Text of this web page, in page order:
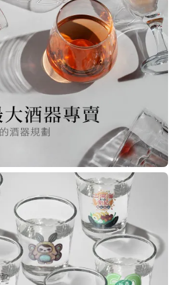
2025 10:10 am
就收到商品了，出貨速度相當
下單後很快就出貨了，商品包裝
，價錢也相當的不錯，值得推薦
2025 05:25 pm
回購無數次，賣家態度良好，有
答，包裝完整，商品也非常的